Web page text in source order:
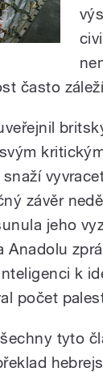
často
závěr
jeho
Anadolu
k
počet
tyto